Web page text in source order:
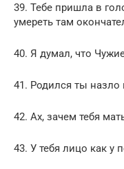
39. Тебе пришла в
умереть там
40. Я думал, что
41. Родился ты назло
42. Ах, зачем тебя
43. У тебя лицо как у